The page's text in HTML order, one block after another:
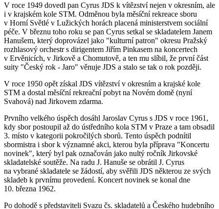
V roce 1949 dovedl pan Cyrus JDS k vítězství nejen v okresním, ale
i v krajském kole STM. Odměnou byla měsíční rekreace sboru
v Horní Světlé v Lužických horách placená ministerstvem sociální
péče. V březnu toho roku se pan Cyrus setkal se skladatelem Janem
Hanušem, který doprovázel jako "kulturní patron" okresu Pražský
rozhlasový orchestr s dirigentem Jiřím Pinkasem na koncertech
v Ervěnicích, v Jirkově a Chomutově, a ten mu slíbil, že první část
suity "Český rok - Jaro" věnuje JDS a stalo se tak o rok později.
V roce 1950 opět získal JDS vítězství v okresním a krajské kole
STM a dostal měsíční rekreační pobyt na Novém domě (nyní
Svahová) nad Jirkovem zdarma.
Prvního velkého úspěch dosáhl Jaroslav Cyrus s JDS v roce 1961,
kdy sbor postoupil až do ústředního kola STM v Praze a tam obsadil
3. místo v kategorii pokročilých sborů. Tento úspěch podnítil
sbormistra i sbor k významné akci, kterou byla příprava "Koncertu
novinek", který byl pak označován jako nultý ročník Jirkovské
skladatelské soutěže. Na radu J. Hanuše se obrátil J. Cyrus
na vybrané skladatele se žádostí, aby svěřili JDS některou ze svých
skladeb k prvnímu provedení. Koncert novinek se konal dne
10. března 1962.
Po dohodě s představiteli Svazu čs. skladatelů a Českého hudebního